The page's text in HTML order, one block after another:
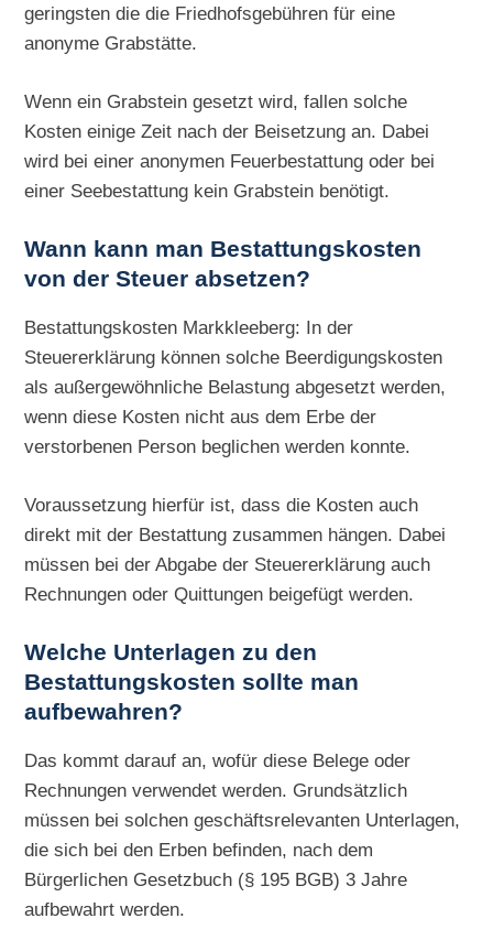
geringsten die die Friedhofsgebühren für eine
anonyme Grabstätte.
Wenn ein Grabstein gesetzt wird, fallen solche
Kosten einige Zeit nach der Beisetzung an. Dabei
wird bei einer anonymen Feuerbestattung oder bei
einer Seebestattung kein Grabstein benötigt.
Wann kann man Bestattungskosten
von der Steuer absetzen?
Bestattungskosten Markkleeberg: In der
Steuererklärung können solche Beerdigungskosten
als außergewöhnliche Belastung abgesetzt werden,
wenn diese Kosten nicht aus dem Erbe der
verstorbenen Person beglichen werden konnte.
Voraussetzung hierfür ist, dass die Kosten auch
direkt mit der Bestattung zusammen hängen. Dabei
müssen bei der Abgabe der Steuererklärung auch
Rechnungen oder Quittungen beigefügt werden.
Welche Unterlagen zu den
Bestattungskosten sollte man
aufbewahren?
Das kommt darauf an, wofür diese Belege oder
Rechnungen verwendet werden. Grundsätzlich
müssen bei solchen geschäftsrelevanten Unterlagen,
die sich bei den Erben befinden, nach dem
Bürgerlichen Gesetzbuch (§ 195 BGB) 3 Jahre
aufbewahrt werden.